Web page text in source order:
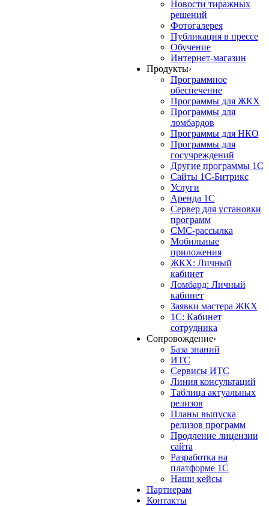
Новости тиражных
решений
Фотогалерея
Публикация в прессе
Обучение
Интернет-магазин
Продукты›
Программное
обеспечение
Программы для ЖКХ
Программы для
ломбардов
Программы для НКО
Программы для
госучреждений
Другие программы 1С
Сайты 1С-Битрикс
Услуги
Аренда 1С
Сервер для установки
программ
СМС-рассылка
Мобильные
приложения
ЖКХ: Личный
кабинет
Ломбард: Личный
кабинет
Заявки мастера ЖКХ
1С: Кабинет
сотрудника
Сопровождение›
База знаний
ИТС
Сервисы ИТС
Линия консультаций
Таблица актуальных
релизов
Планы выпуска
релизов программ
Продление лицензии
сайта
Разработка на
платформе 1С
Наши кейсы
Партнерам
Контакты